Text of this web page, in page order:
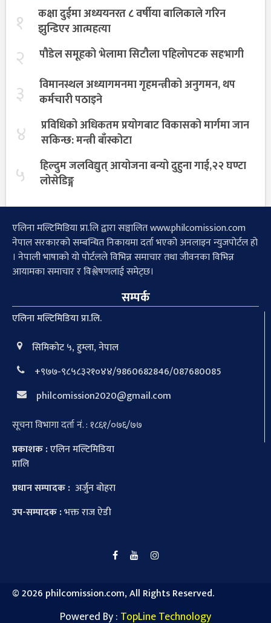
१
कक्षा दुईमा अध्ययनरत ८ वर्षीया बालिकाले गरिन
झुन्डिएर आत्महत्या
२ पौडेल समूहको भेलामा सिटौला पहिलोपटक सहभागी
३
विमानस्थल अध्यागमनमा गृहमन्त्रीको अनुगमन, थप
कर्मचारी पठाइने
४
प्रविधिको अधिकतम प्रयोगबाट विकासको मार्गमा जान
सकिन्छ: मन्त्री बाँस्कोटा
५
हिल्दुम जलविद्युत् आयोजना बन्यो दुहुना गाई,२२ घण्टा
लोसेडिङ्ग
एलिना मल्टिमिडिया प्रा.लि द्वारा सञ्चालित www.philcomission.com
नेपाल सरकारको सम्बन्धित निकायमा दर्ता भएको अनलाइन न्युजपोर्टल हो
। नेपाली भाषाको यो पोर्टलले विभिन्न समाचार तथा जीवनका विभिन्न
आयामका समाचार र विश्लेषणलाई समेट्छ।
सम्पर्क
एलिना मल्टिमिडिया प्रा.लि.
सिमिकोट ५, हुम्ला, नेपाल
+९७७-९८५८३२१०४४/9860682846/087680085
philcomission2020@gmail.com
सूचना विभागा दर्ता नं. : १८६१/०७६/७७
प्रकाशक :एलिन मल्टिमिडिया
प्रालि
प्रधान सम्पादक : अर्जुन बोहरा
उप-सम्पादक :भक्त राज ऐडी
©2026 philcomission.com, All Rights Reserved.
Powered By : TopLine Technology